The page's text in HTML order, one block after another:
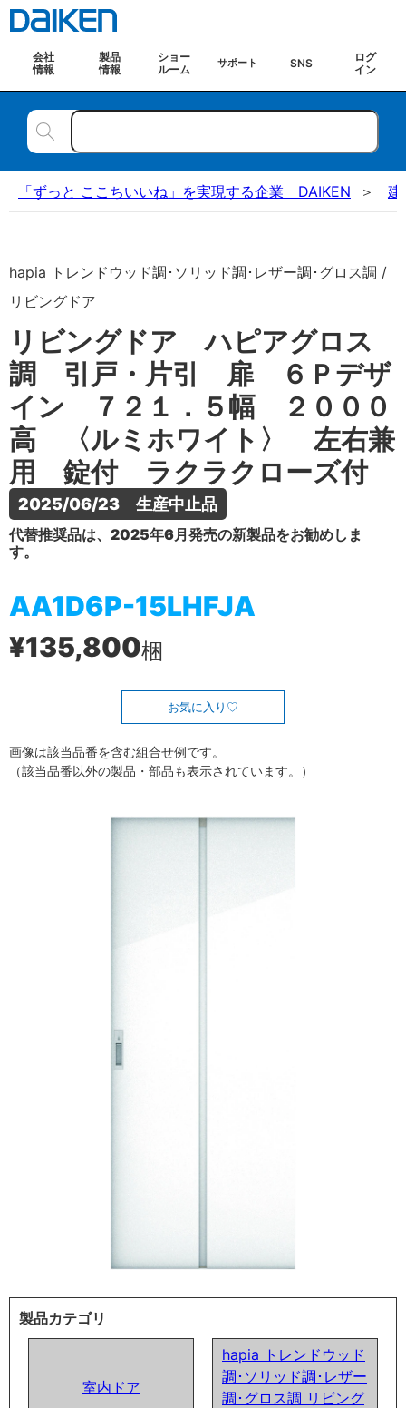
会社
情報
製品
情報
ショー
ルーム
サポート SNS
ログ
イン
「ずっと ここちいいね」を実現する企業 DAIKEN 建
hapia トレンドウッド調･ソリッド調･レザー調･グロス調 /
リビングドア
リビングドア ハピアグロス
調 引戸・片引 扉 ６Ｐデザ
イン ７２１．５幅 ２０００
高 〈ルミホワイト〉 左右兼
用 錠付 ラクラクローズ付
2025/06/23　生産中止品
代替推奨品は、2025年6月発売の新製品をお勧めしま
す。
AA1D6P-15LHFJA
¥135,800梱
お気に入り
画像は該当品番を含む組合せ例です。
（該当品番以外の製品・部品も表示されています。）
製品カテゴリ
室内ドア
hapia トレンドウッド
調･ソリッド調･レザー
調･グロス調 リビング